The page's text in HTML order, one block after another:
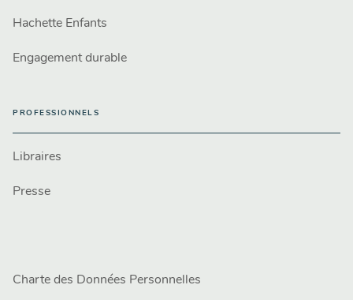
Hachette Enfants
Engagement durable
PROFESSIONNELS
Libraires
Presse
Charte des Données Personnelles